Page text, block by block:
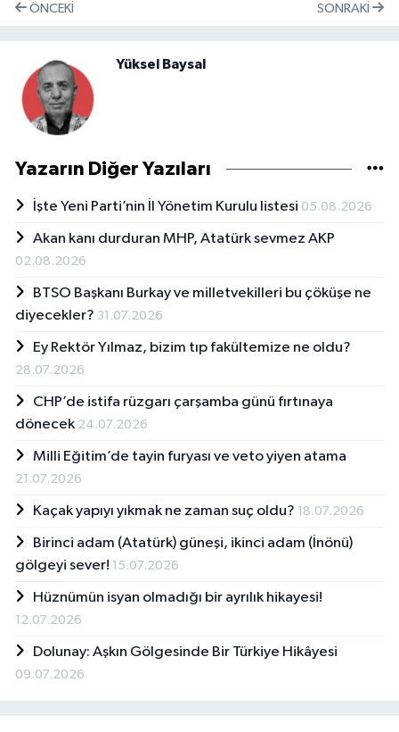
ÖNCEKI SONRAKI
Yüksel Baysal
Yazarın Diğer Yazıları
İşte Yeni Parti’nin İl Yönetim Kurulu listesi 05.08.2026
Akan kanı durduran MHP, Atatürk sevmez AKP
02.08.2026
BTSO Başkanı Burkay ve milletvekilleri bu çöküşe ne
diyecekler? 31.07.2026
Ey Rektör Yılmaz, bizim tıp fakültemize ne oldu?
28.07.2026
CHP’de istifa rüzgarı çarşamba günü fırtınaya
dönecek 24.07.2026
Milli Eğitim’de tayin furyası ve veto yiyen atama
21.07.2026
Kaçak yapıyı yıkmak ne zaman suç oldu? 18.07.2026
Birinci adam (Atatürk) güneşi, ikinci adam (İnönü)
gölgeyi sever! 15.07.2026
Hüznümün isyan olmadığı bir ayrılık hikayesi!
12.07.2026
Dolunay: Aşkın Gölgesinde Bir Türkiye Hikâyesi
09.07.2026